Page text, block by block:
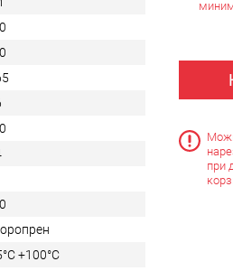
при
+100°C